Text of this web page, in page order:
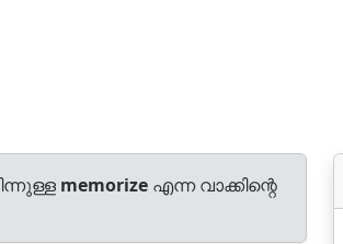
memorize എന്ന വാക്കിന്റെ